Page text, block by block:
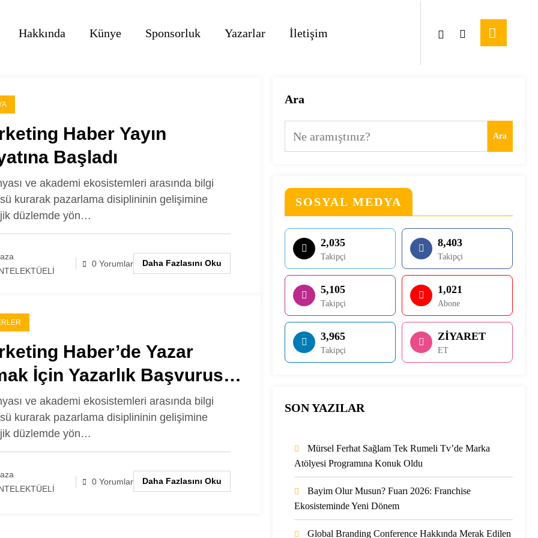
Hakkında Künye Sponsorluk Yazarlar İletişim
Haber Yayın
Başladı
ve akademi ekosistemleri arasında bilgi
kurarak pazarlama disiplininin gelişimine
düzlemde yön…
0 Yorumlar Daha Fazlasını Oku
Haber’de Yazar
İçin Yazarlık Başvurusu
ve akademi ekosistemleri arasında bilgi
kurarak pazarlama disiplininin gelişimine
düzlemde yön…
0 Yorumlar Daha Fazlasını Oku
Ara
Ara
SOSYAL MEDYA
2,035
Takipçi
8,403
Takipçi
5,105
Takipçi
1,021
Abone
3,965
Takipçi
ZİYARET
ET
SON YAZILAR
Mürsel Ferhat Sağlam Tek Rumeli Tv’de Marka
Atölyesi Programına Konuk Oldu
Bayim Olur Musun? Fuarı 2026: Franchise
Ekosisteminde Yeni Dönem
Global Branding Conference Hakkında Merak Edilen